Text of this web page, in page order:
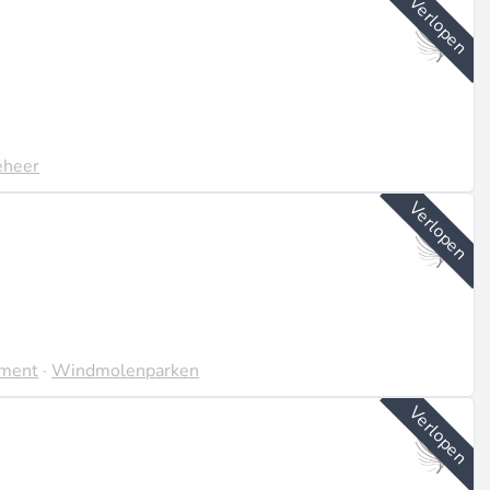
boeren en coöperaties, met samenwerkingen
in Nederland benut (source:
vacatures gedetailleerd. De bedrijfscultuur
projecten, wat de passie van de oprichters voor
Verlopen
Verlopen
· Windmolenparken
Verlopen